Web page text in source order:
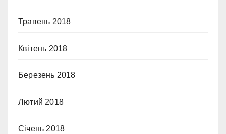
Травень 2018
Квітень 2018
Березень 2018
Лютий 2018
Січень 2018